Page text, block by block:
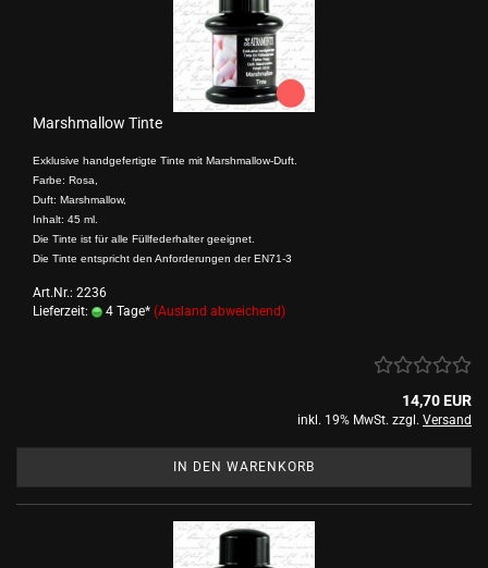
Marshmallow Tinte
Exklusive handgefertigte Tinte mit Marshmallow-Duft.
Farbe: Rosa,
Duft: Marshmallow,
Inhalt: 45 ml.
Die Tinte ist für alle Füllfederhalter geeignet.
Die Tinte entspricht den Anforderungen der EN71-3
Art.Nr.: 2236
Lieferzeit:
4 Tage* (Ausland abweichend)
14,70 EUR
inkl. 19% MwSt. zzgl. Versand
IN DEN WARENKORB